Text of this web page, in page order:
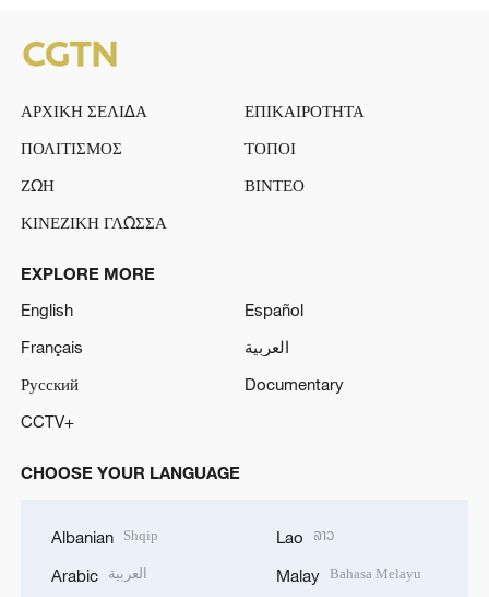
ΑΡΧΙΚΗ ΣΕΛΙΔΑ
ΕΠΙΚΑΙΡΟΤΗΤΑ
ΠΟΛΙΤΙΣΜΟΣ
ΤΟΠΟΙ
ΖΩΗ
ΒΙΝΤΕΟ
ΚΙΝΕΖΙΚΗ ΓΛΩΣΣΑ
EXPLORE MORE
English
Español
Français
العربية
Русский
Documentary
CCTV+
CHOOSE YOUR LANGUAGE
Albanian Shqip
Arabic العربية
Lao ລາວ
Malay Bahasa Melayu